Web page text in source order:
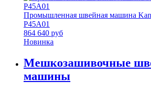
Промышленная швейная машина
P45A01
864 640 руб
Новинка
Мешкозашивочные
машины